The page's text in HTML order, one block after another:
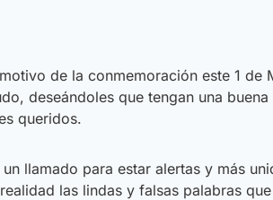
de la conmemoración este 1
deseándoles que tengan una
queridos.
llamado para estar alertas y más
las lindas y falsas palabras